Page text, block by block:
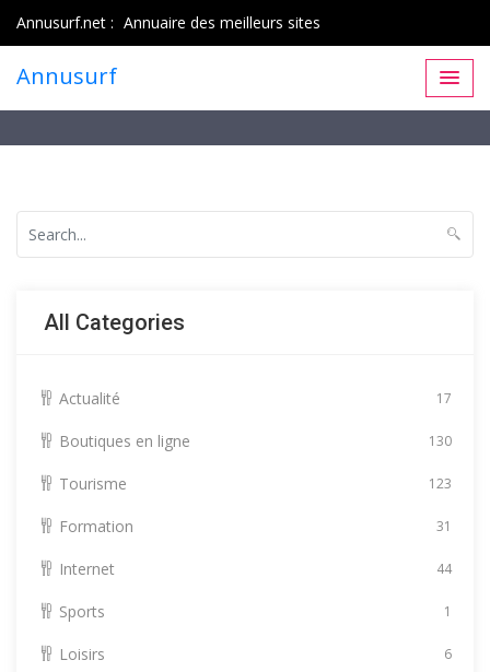
Annusurf.net : Annuaire des meilleurs sites
Annusurf
All Categories
Actualité 17
Boutiques en ligne 130
Tourisme 123
Formation 31
Internet 44
Sports 1
Loisirs 6